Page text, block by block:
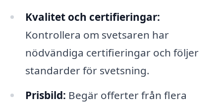
Kvalitet och certifieringar:
Kontrollera om svetsaren har
nödvändiga certifieringar och följer
standarder för svetsning.
Prisbild: Begär offerter från flera